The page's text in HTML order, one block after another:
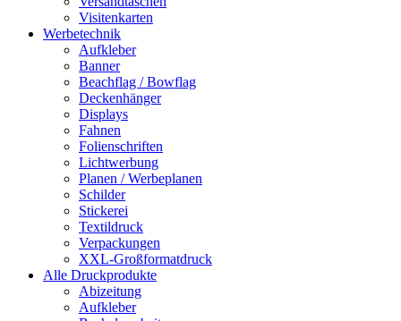
Visitenkarten
Werbetechnik
Aufkleber
Banner
Beachflag / Bowflag
Deckenhänger
Displays
Fahnen
Folienschriften
Lichtwerbung
Planen / Werbeplanen
Schilder
Stickerei
Textildruck
Verpackungen
XXL-Großformatdruck
Alle Druckprodukte
Abizeitung
Aufkleber